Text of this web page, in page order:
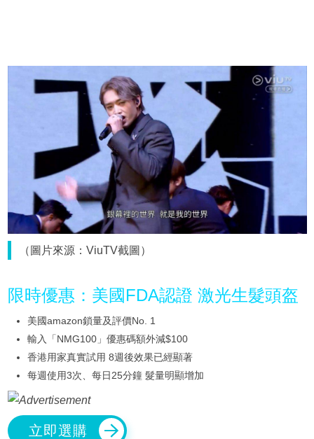
（圖片來源：ViuTV截圖）
限時優惠：美國FDA認證 激光生髮頭盔
美國amazon鎖量及評價No. 1
輸入「NMG100」優惠碼額外減$100
香港用家真實試用 8週後效果已經顯著
每週使用3次、每日25分鐘 髮量明顯增加
立即選購